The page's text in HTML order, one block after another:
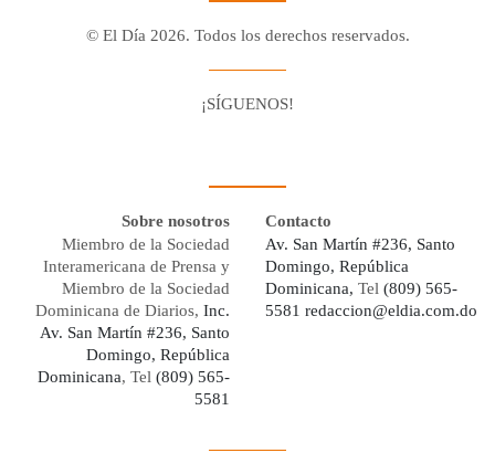
© El Día 2026. Todos los derechos reservados.
¡SÍGUENOS!
Sobre nosotros
Miembro de la Sociedad
Interamericana de Prensa y
Miembro de la Sociedad
Dominicana de Diarios, Inc.
Av. San Martín #236, Santo
Domingo, República
Dominicana, Tel (809) 565-
5581
Contacto
Av. San Martín #236, Santo
Domingo, República
Dominicana, Tel (809) 565-
5581 redaccion@eldia.com.do